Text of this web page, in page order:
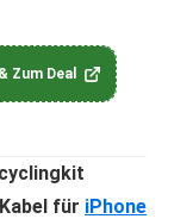
Zum Deal
für iPhone